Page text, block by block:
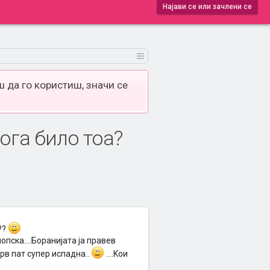
Најави се или зачлени се
да го користиш, значи се
било тоа?
ја правев
пат супер испадна..
....Kои